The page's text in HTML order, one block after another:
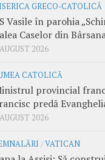
GRECO-CATOLICĂ
Vasile în parohia
Caselor din
2026
CATOLICĂ
provincial
predă
2026
/VATICAN